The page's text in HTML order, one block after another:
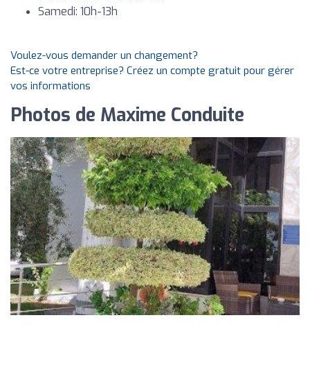
Samedi: 10h-13h
Voulez-vous demander un changement?
Est-ce votre entreprise? Créez un compte gratuit pour gérer
vos informations
Photos de Maxime Conduite